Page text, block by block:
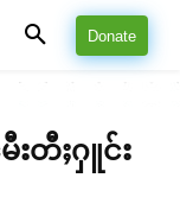
Donate
းတီႈႁူင်း